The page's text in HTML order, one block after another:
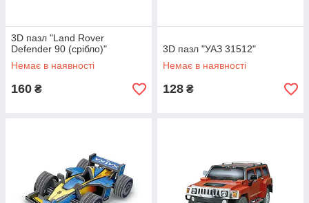
3D пазл "Land Rover
Defender 90 (срібло)"
Немає в наявності
160 ₴
3D пазл "УАЗ 31512"
Немає в наявності
128 ₴